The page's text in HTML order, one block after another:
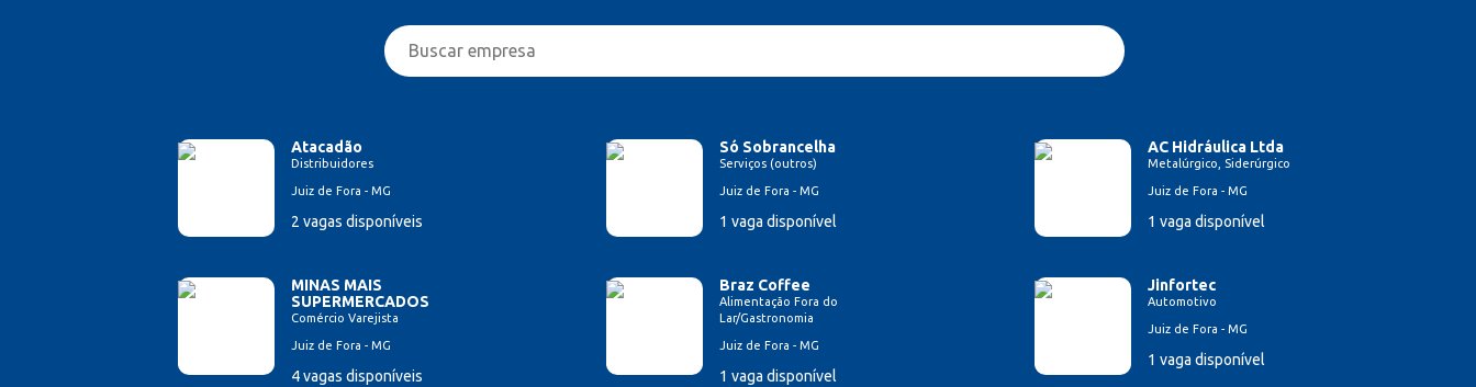
Atacadão
Distribuidores
Juiz de Fora - MG
2 vagas disponíveis
Só Sobrancelha
Serviços (outros)
Juiz de Fora - MG
1 vaga disponível
AC Hidráulica Ltda
Metalúrgico, Siderúrgico
Juiz de Fora - MG
1 vaga disponível
MINAS MAIS
SUPERMERCADOS
Comércio Varejista
Juiz de Fora - MG
4 vagas disponíveis
Braz Coffee
Alimentação Fora do
Lar/Gastronomia
Juiz de Fora - MG
1 vaga disponível
Jinfortec
Automotivo
Juiz de Fora - MG
1 vaga disponível